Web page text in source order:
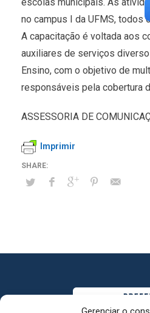
no campus I da UFMS, todos
A capacitação é voltada aos
auxiliares de serviços
Ensino, com o objetivo de
responsáveis pela cobertura
ASSESSORIA DE
Imprimir